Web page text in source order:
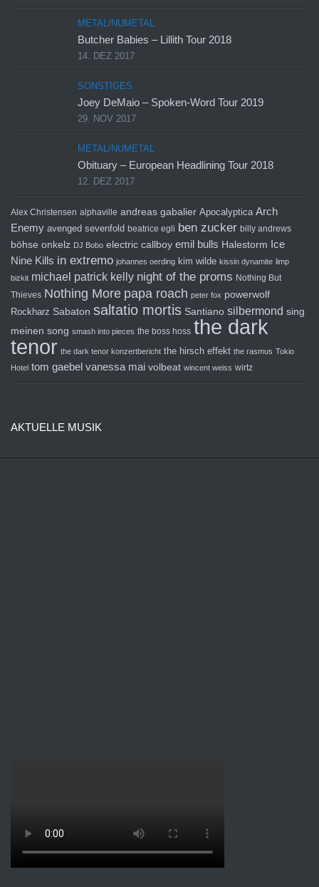
METAL/NUMETAL
Butcher Babies – Lillith Tour 2018
14. DEZ 2017
SONSTIGES
Joey DeMaio – Spoken-Word Tour 2019
29. NOV 2017
METAL/NUMETAL
Obituary – European Headlining Tour 2018
12. DEZ 2017
Alex Christensen alphaville andreas gabalier Apocalyptica Arch
Enemy avenged sevenfold beatrice egli ben zucker billy andrews
böhse onkelz DJ Bobo electric callboy emil bulls Halestorm Ice
Nine Kills in extremo johannes oerding kim wilde kissin dynamite limp
bizkit michael patrick kelly night of the proms Nothing But
Thieves Nothing More papa roach peter fox powerwolf
Rockharz Sabaton saltatio mortis Santiano silbermond sing
meinen song smash into pieces the boss hoss the dark
tenor the dark tenor konzertbericht the hirsch effekt the rasmus Tokio
Hotel tom gaebel vanessa mai volbeat wincent weiss wirtz
AKTUELLE MUSIK